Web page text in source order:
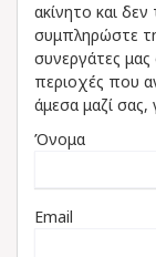
ακίνητο και
συμπληρώστε
συνεργάτες μας
περιοχές που
άμεσα μαζί
Όνομα
Email